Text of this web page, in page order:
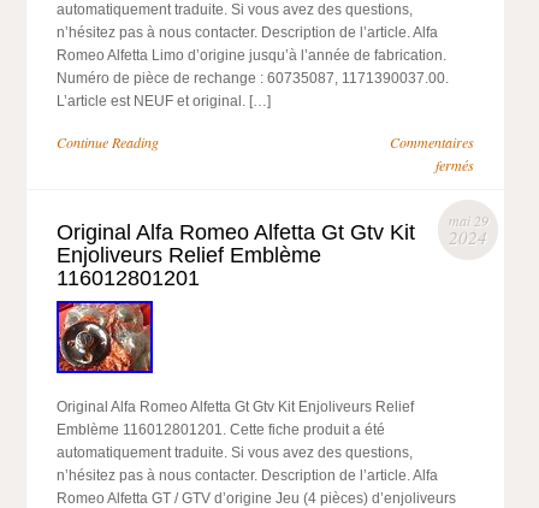
automatiquement traduite. Si vous avez des questions,
n’hésitez pas à nous contacter. Description de l’article. Alfa
Romeo Alfetta Limo d’origine jusqu’à l’année de fabrication.
Numéro de pièce de rechange : 60735087, 1171390037.00.
L’article est NEUF et original. […]
Continue Reading
Commentaires
fermés
mai 29
2024
Original Alfa Romeo Alfetta Gt Gtv Kit
Enjoliveurs Relief Emblème
116012801201
Original Alfa Romeo Alfetta Gt Gtv Kit Enjoliveurs Relief
Emblème 116012801201. Cette fiche produit a été
automatiquement traduite. Si vous avez des questions,
n’hésitez pas à nous contacter. Description de l’article. Alfa
Romeo Alfetta GT / GTV d’origine Jeu (4 pièces) d’enjoliveurs